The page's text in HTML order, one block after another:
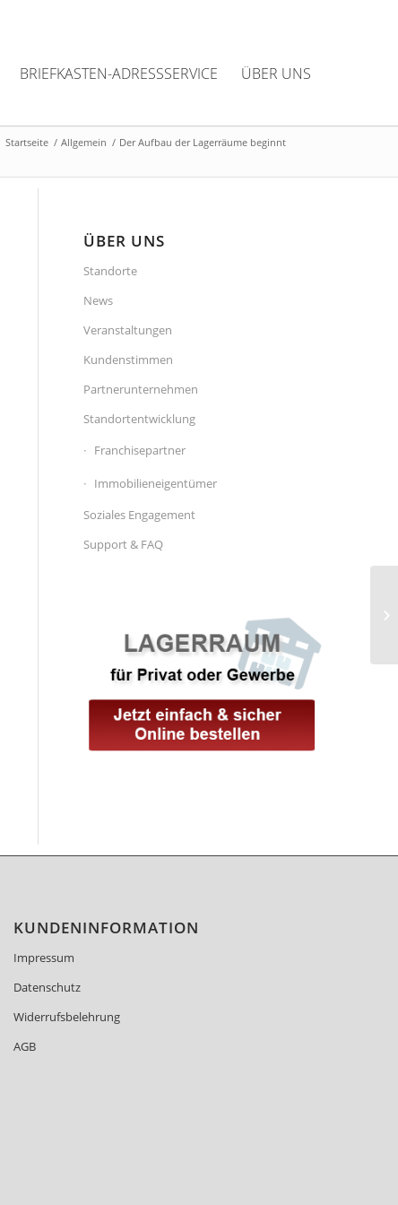
BRIEFKASTEN-ADRESSSERVICE ÜBER UNS
Startseite / Allgemein / Der Aufbau der Lagerräume beginnt
ÜBER UNS
Standorte
News
Veranstaltungen
Kundenstimmen
Partnerunternehmen
Standortentwicklung
Franchisepartner
Immobilieneigentümer
Soziales Engagement
Support & FAQ
KUNDENINFORMATION
Impressum
Datenschutz
Widerrufsbelehrung
AGB